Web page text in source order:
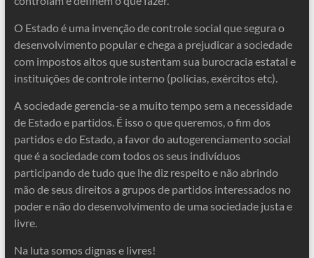
O Estado é uma invenção de controle social que segura o
desenvolvimento popular e chega a prejudicar a sociedade
com impostos altos que sustentam sua burocracia estatal e
instituições de controle interno (polícias, exércitos etc).
A sociedade gerencia-se a muito tempo sem a necessidade
de Estado e partidos. É isso o que queremos, o fim dos
partidos e do Estado, a favor do autogerenciamento social
que é a sociedade com todos os seus indivíduos
participando de tudo que lhe diz respeito e não abrindo
mão de seus direitos a grupos de partidos interessados no
poder e não do desenvolvimento de uma sociedade justa e
livre.
Na luta somos dignas e livres!